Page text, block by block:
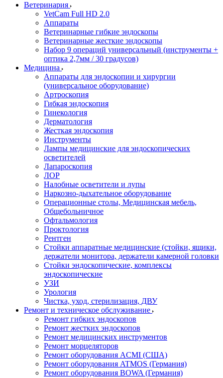
Ветеринария
VetCam Full HD 2.0
Аппараты
Ветеринарные гибкие эндоскопы
Ветеринарные жесткие эндоскопы
Набор 9 операций универсальный (инструменты +
оптика 2,7мм / 30 градусов)
Медицина
Аппараты для эндоскопии и хирургии
(универсальное оборудование)
Артроскопия
Гибкая эндоскопия
Гинекология
Дерматология
Жесткая эндоскопия
Инструменты
Лампы медицинские для эндоскопических
осветителей
Лапароскопия
ЛОР
Налобные осветители и лупы
Наркозно-дыхательное оборудование
Операционные столы, Медицинская мебель,
Общебольничное
Офтальмология
Проктология
Рентген
Стойки аппаратные медицинские (стойки, ящики,
держатели монитора, держатели камерной головки
Стойки эндоскопические, комплексы
эндоскопические
УЗИ
Урология
Чистка, уход, стерилизация, ДВУ
Ремонт и техническое обслуживание
Ремонт гибких эндоскопов
Ремонт жестких эндоскопов
Ремонт медицинских инструментов
Ремонт морцеляторов
Ремонт оборудования ACMI (США)
Ремонт оборудования ATMOS (Германия)
Ремонт оборудования BOWA (Германия)